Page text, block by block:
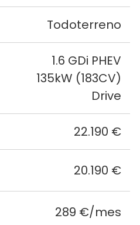
Todoterreno
1.6 GDi PHEV
135kW (183CV)
Drive
22.190 €
20.190 €
289 €/mes